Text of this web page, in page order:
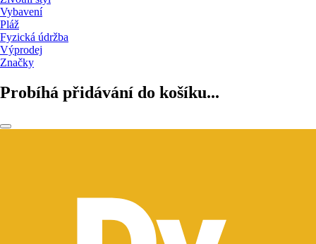
Vybavení
Pláž
Fyzická údržba
Výprodej
Značky
Probíhá přidávání do košíku...